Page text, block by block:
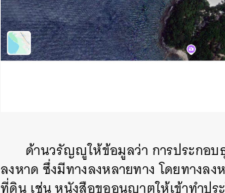
ด้านวรัญญูให้ข้อมูลว่า การประกอ
ลงหาด ซึ่งมีทางลงหลายทาง โดยทางล
ที่ดิน เช่น หนังสือขออนุญาตให้เข้าทำป